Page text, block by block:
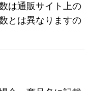
は通販サイト上の
とは異なりますの